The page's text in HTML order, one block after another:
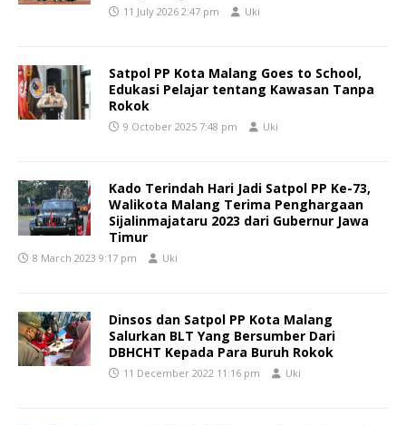
11 July 2026 2:47 pm Uki
Satpol PP Kota Malang Goes to School,
Edukasi Pelajar tentang Kawasan Tanpa
Rokok
9 October 2025 7:48 pm Uki
Kado Terindah Hari Jadi Satpol PP Ke-73,
Walikota Malang Terima Penghargaan
Sijalinmajataru 2023 dari Gubernur Jawa
Timur
8 March 2023 9:17 pm Uki
Dinsos dan Satpol PP Kota Malang
Salurkan BLT Yang Bersumber Dari
DBHCHT Kepada Para Buruh Rokok
11 December 2022 11:16 pm Uki